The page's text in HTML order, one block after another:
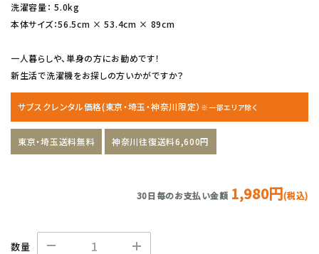
洗濯容量： 5.0kg
本体サイズ：56.5cm × 53.4cm × 89cm
一人暮らしや、単身の方にお勧めです！
新生活で洗濯機をお探しの方いかがですか？
サブスクレンタル価格(東京・埼玉・神奈川限定） ※一部エリア除く
東京・埼玉送料無料 神奈川往復送料6,600円
30日毎のお支払い金額 1,980円(税込)
数量